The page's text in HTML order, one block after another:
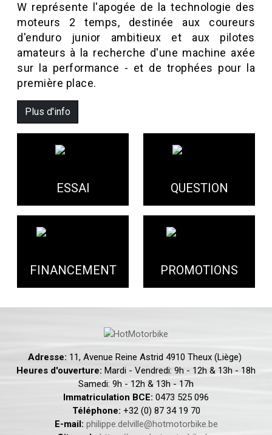
W représente l'apogée de la technologie des
moteurs 2 temps, destinée aux coureurs
d'enduro junior ambitieux et aux pilotes
amateurs à la recherche d'une machine axée
sur la performance - et de trophées pour la
première place.
Plus d'info
ESSAI QUESTION
FINANCEMENT PROMOTIONS
Adresse: 11, Avenue Reine Astrid 4910 Theux (Liège)
Heures d'ouverture: Mardi - Vendredi: 9h - 12h & 13h - 18h
Samedi: 9h - 12h & 13h - 17h
Immatriculation BCE: 0473 525 096
Téléphone: +32 (0) 87 34 19 70
E-mail: philippe.delville@hotmotorbike.be